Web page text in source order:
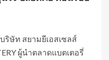
ริษัท สยามยีเอสเซลส์
ผู้นำตลาดแบตเตอรี่